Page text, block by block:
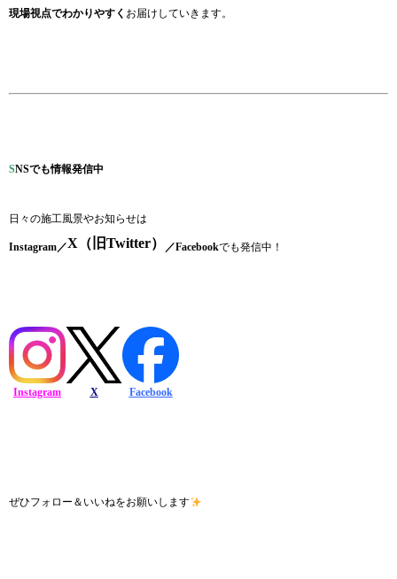
現場視点でわかりやすく お届けしていきます。
SNSでも情報発信中
日々の施工風景やお知らせは
Instagram／X（旧Twitter） ／Facebookでも発信中！
Instagram X Facebook
ぜひフォロー＆いいねをお願いします